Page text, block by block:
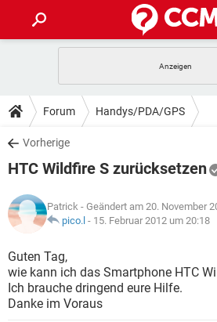
ANDROID IOS
WINDOWS 10
WHATSAPP
FACEBOOK
TIPPS & TRICKS
SPIELE
WHATSAPP
DOWNLOADS
SPIELE
ANDROID
WINDOWS 10
WHATSAPP
FACEBOOK
SPIELE
WINDOWS 10
WHATSAPP
LEXIKON
SPIELE
ANDROID IOS
WINDOWS 10
Forum Handys/PDA/GPS
Vorherige
HTC Wildfire S zurücksetzen
Patrick - Geändert am 20. November
pico.l - 15. Februar 2012 um 20:18
Guten Tag,
wie kann ich das Smartphone HTC
Ich brauche dringend eure Hilfe.
Danke im Voraus